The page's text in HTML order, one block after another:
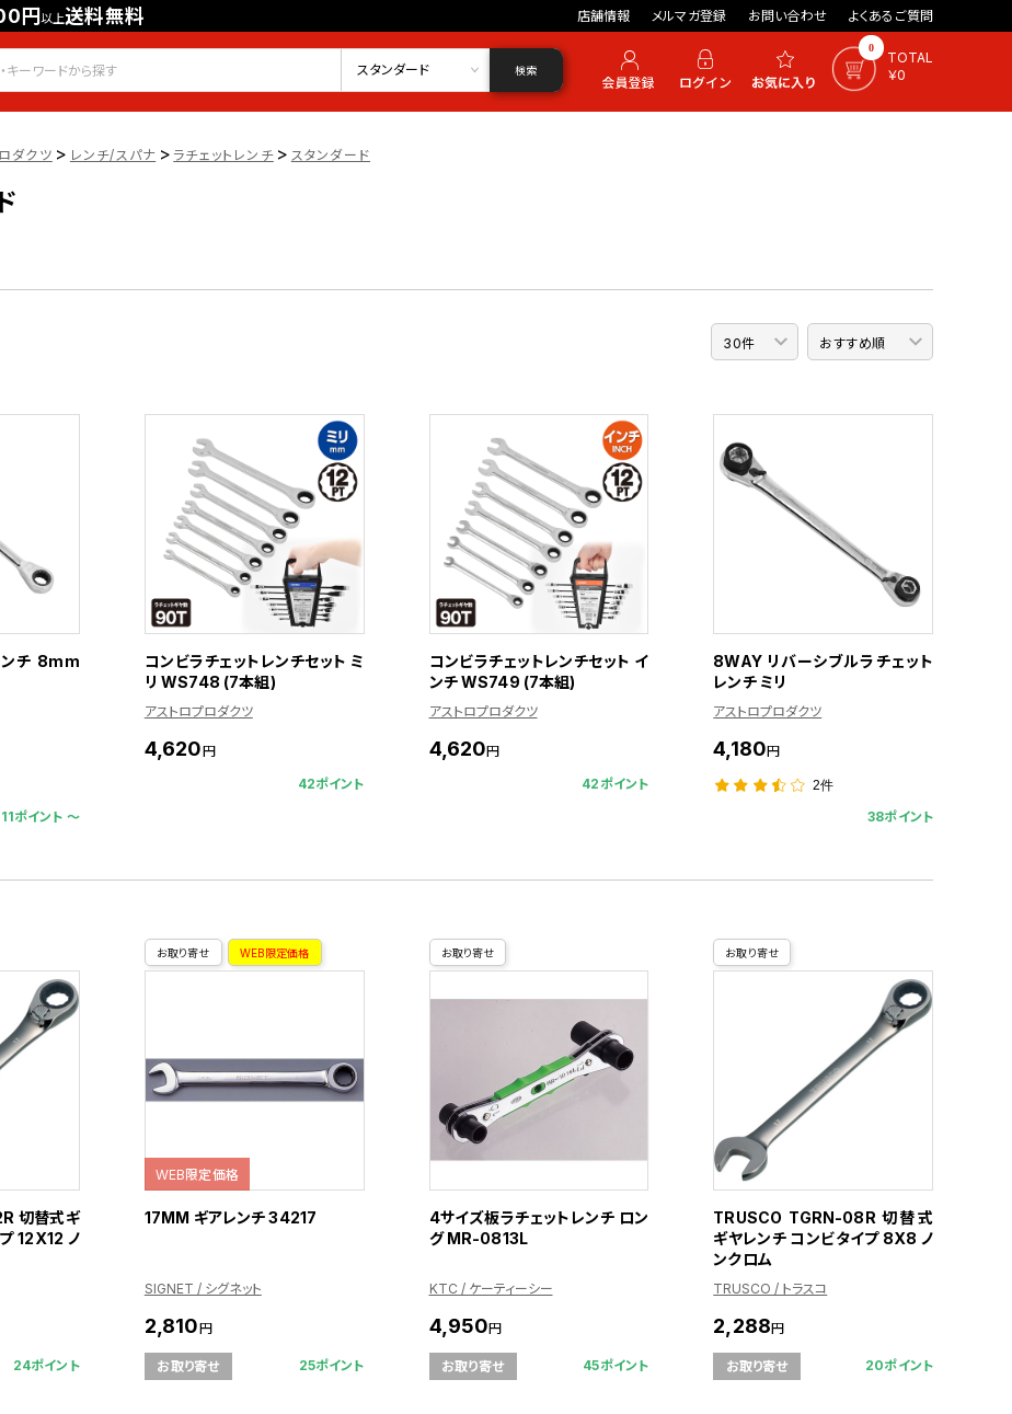
円以上送料無料 店舗情報 メルマガ登録 お問い合わせ よくあるご質問
会員登録 ログイン お気に入り 0
TOTAL
￥0
スタンダード 検索
ダクツ > レンチ/スパナ > ラチェットレンチ > スタンダード
ンチ 8mm
11ポイント 〜
コンビラチェットレンチセット ミ
リ WS748 (7本組)
アストロプロダクツ
4,620円
42ポイント
コンビラチェットレンチセット イ
ンチ WS749 (7本組)
アストロプロダクツ
4,620円
42ポイント
8WAY リバーシブルラチェット
レンチ ミリ
アストロプロダクツ
4,180円
2件
38ポイント
切替式ギ
12X12 ノ
24ポイント
お取り寄せ WEB限定価格
WEB限定価格
17MM ギアレンチ 34217
SIGNET / シグネット
2,810円
お取り寄せ 25ポイント
お取り寄せ
4サイズ板ラチェットレンチ ロン
グ MR-0813L
KTC / ケーティーシー
4,950円
お取り寄せ 45ポイント
お取り寄せ
TRUSCO TGRN-08R 切替式
ギヤレンチ コンビタイプ 8X8 ノ
ンクロム
TRUSCO / トラスコ
2,288円
お取り寄せ 20ポイント